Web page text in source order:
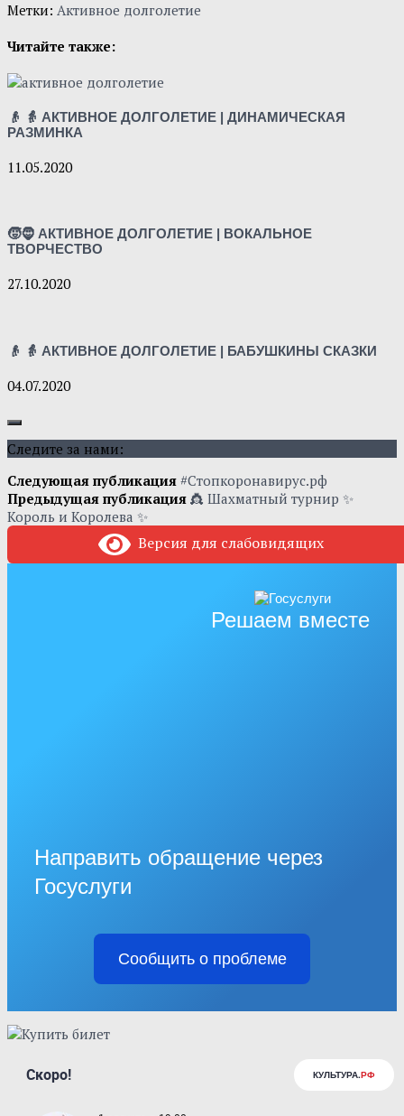
Метки: Активное долголетие
Читайте также:
👴 👵 АКТИВНОЕ ДОЛГОЛЕТИЕ | ДИНАМИЧЕСКАЯ
РАЗМИНКА
11.05.2020
🧒🧔 АКТИВНОЕ ДОЛГОЛЕТИЕ | ВОКАЛЬНОЕ
ТВОРЧЕСТВО
27.10.2020
👴 👵 АКТИВНОЕ ДОЛГОЛЕТИЕ | БАБУШКИНЫ СКАЗКИ
04.07.2020
Следите за нами:
Следующая публикация #Стопкоронавирус.рф
Предыдущая публикация 👸 Шахматный турнир ✨
Король и Королева ✨
Версия для слабовидящих
Решаем вместе
Направить обращение через
Госуслуги
Сообщить о проблеме